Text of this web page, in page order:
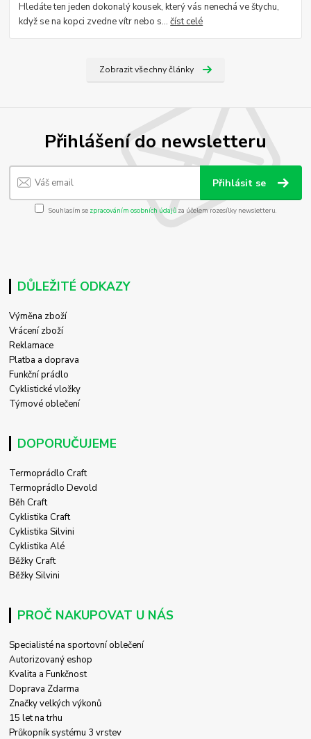
Hledáte ten jeden dokonalý kousek, který vás nenechá ve štychu,
když se na kopci zvedne vítr nebo s...číst celé
Zobrazit všechny články
Přihlášení do newsletteru
Přihlásit se
Souhlasím se zpracováním osobních údajůza účelem rozesílky newsletteru.
DŮLEŽITÉ ODKAZY
Výměna zboží
Vrácení zboží
Reklamace
Platba a doprava
Funkční prádlo
Cyklistické vložky
Týmové oblečení
DOPORUČUJEME
Termoprádlo Craft
Termoprádlo Devold
Běh Craft
Cyklistika Craft
Cyklistika Silvini
Cyklistika Alé
Běžky Craft
Běžky Silvini
PROČ NAKUPOVAT U NÁS
Specialisté na sportovní oblečení
Autorizovaný eshop
Kvalita a Funkčnost
Doprava Zdarma
Značky velkých výkonů
15 let na trhu
Průkopník systému 3 vrstev